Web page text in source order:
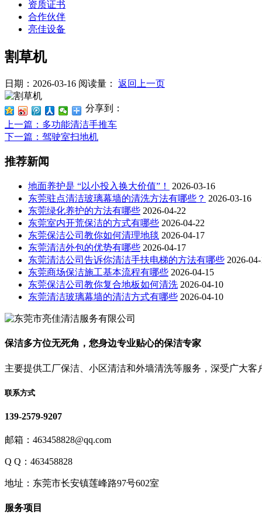
资质证书
合作伙伴
亮佳设备
割草机
日期：2026-03-16 阅读量： 返回上一页
分享到：
上一篇 ：多功能清洁手推车
下一篇 ：驾驶室扫地机
推荐新闻
地面养护是 “以小投入换大价值”！
2026-03-16
东莞驻点清洁玻璃幕墙的清洗方法有哪些？ 2026-03-16
东莞绿化养护的方法有哪些 2026-04-22
东莞室内开荒保洁的方式有哪些 2026-04-22
东莞保洁公司教你如何清理地毯 2026-04-17
东莞清洁外包的优势有哪些 2026-04-17
东莞清洁公司告诉你清洁手扶电梯的方法有哪些 2026-
东莞商场保洁施工基本流程有哪些 2026-04-15
东莞保洁公司教你复合地板如何清洗 2026-04-10
东莞清洁玻璃幕墙的清洁方式有哪些 2026-04-10
保洁多方位无死角，您身边专业贴心的保洁专家
主要提供工厂保洁、小区清洁和外墙清洗等服务，深受广大客
联系方式
139-2579-9207
邮箱：463458828@qq.com
Q Q：463458828
地址：东莞市长安镇莲峰路97号602室
服务项目